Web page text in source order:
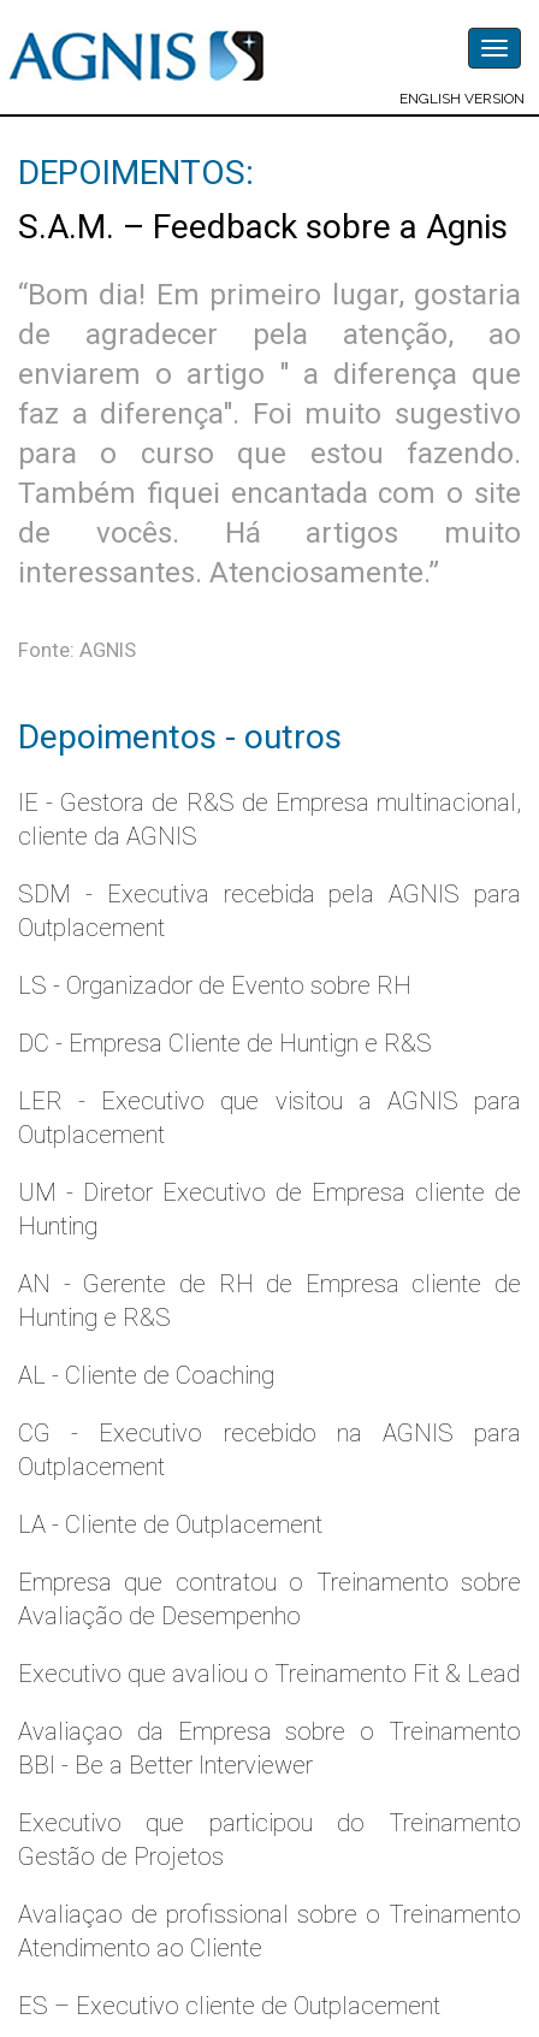
ENGLISH VERSION
DEPOIMENTOS:
S.A.M. – Feedback sobre a Agnis
“Bom dia! Em primeiro lugar, gostaria
de agradecer pela atenção, ao
enviarem o artigo " a diferença que
faz a diferença". Foi muito sugestivo
para o curso que estou fazendo.
Também fiquei encantada com o site
de vocês. Há artigos muito
interessantes. Atenciosamente.”
Fonte: AGNIS
Depoimentos - outros
IE - Gestora de R&S de Empresa multinacional,
cliente da AGNIS
SDM - Executiva recebida pela AGNIS para
Outplacement
LS - Organizador de Evento sobre RH
DC - Empresa Cliente de Huntign e R&S
LER - Executivo que visitou a AGNIS para
Outplacement
UM - Diretor Executivo de Empresa cliente de
Hunting
AN - Gerente de RH de Empresa cliente de
Hunting e R&S
AL - Cliente de Coaching
CG - Executivo recebido na AGNIS para
Outplacement
LA - Cliente de Outplacement
Empresa que contratou o Treinamento sobre
Avaliação de Desempenho
Executivo que avaliou o Treinamento Fit & Lead
Avaliaçao da Empresa sobre o Treinamento
BBI - Be a Better Interviewer
Executivo que participou do Treinamento
Gestão de Projetos
Avaliaçao de profissional sobre o Treinamento
Atendimento ao Cliente
ES – Executivo cliente de Outplacement